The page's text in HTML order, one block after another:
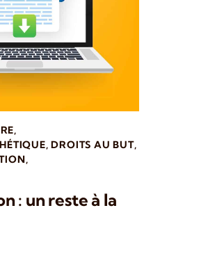
,
,DROITS AU BUT,
,
: un reste à la